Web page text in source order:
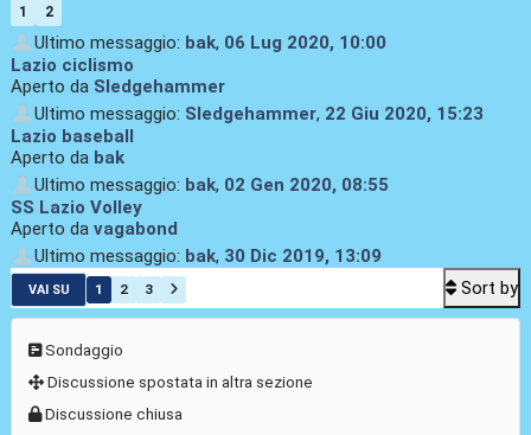
1 2
Ultimo messaggio: bak, 06 Lug 2020, 10:00
Lazio ciclismo
Aperto da Sledgehammer
Ultimo messaggio: Sledgehammer, 22 Giu 2020, 15:23
Lazio baseball
Aperto da bak
Ultimo messaggio: bak, 02 Gen 2020, 08:55
SS Lazio Volley
Aperto da vagabond
Ultimo messaggio: bak, 30 Dic 2019, 13:09
VAI SU 1 2 3 Sort by
Sondaggio
Discussione spostata in altra sezione
Discussione chiusa